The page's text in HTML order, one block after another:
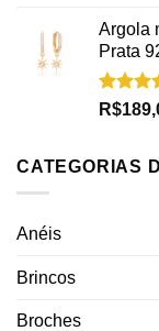
Argola
Prata
R$
CATEGORIAS
Anéis
Brincos
Broches